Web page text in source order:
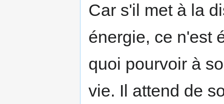
Car s'il met à la
énergie, ce n'est
quoi pourvoir à
vie. Il attend de